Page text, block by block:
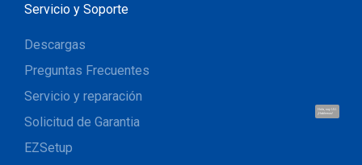
Hola, soy UU.
¡Hablemos!
Servicio y Soporte
Descargas
Preguntas Frecuentes
Servicio y reparación
Solicitud de Garantia
EZSetup